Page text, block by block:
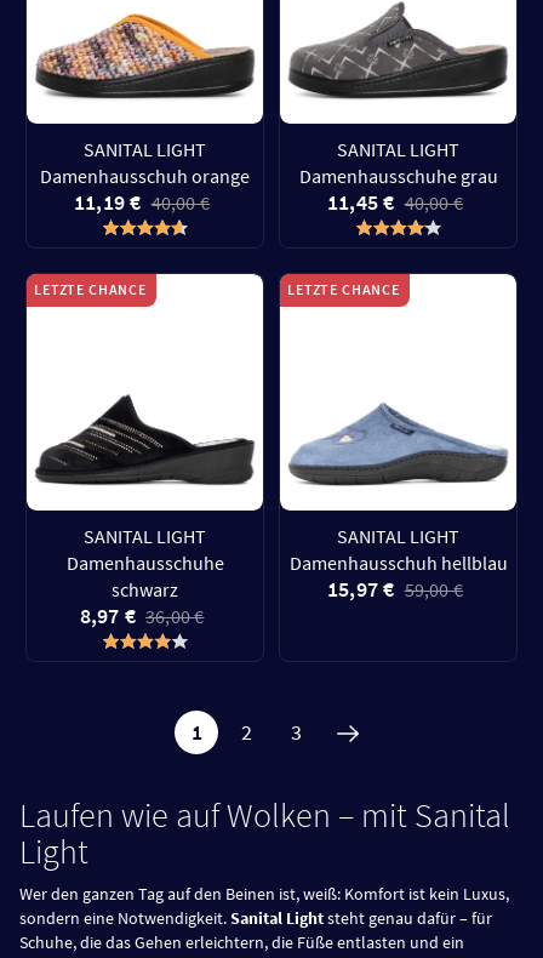
SANITAL LIGHT
Damenhausschuh orange
11,19 € 40,00 €
SANITAL LIGHT
Damenhausschuhe grau
11,45 € 40,00 €
LETZTE CHANCE
SANITAL LIGHT
Damenhausschuhe
schwarz
8,97 € 36,00 €
LETZTE CHANCE
SANITAL LIGHT
Damenhausschuh hellblau
15,97 € 59,00 €
1 2 3
Laufen wie auf Wolken – mit Sanital
Light
Wer den ganzen Tag auf den Beinen ist, weiß: Komfort ist kein Luxus,
sondern eine Notwendigkeit.Sanital Lightsteht genau dafür – für
Schuhe, die das Gehen erleichtern, die Füße entlasten und ein